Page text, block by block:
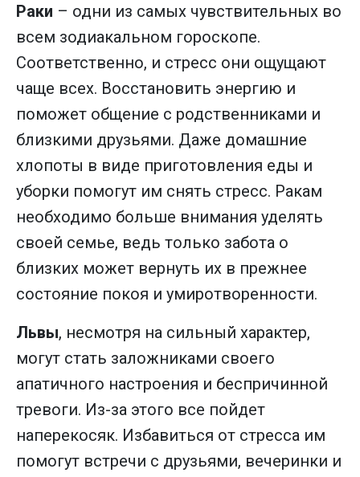
Раки – одни из самых чувствительных во
всем зодиакальном гороскопе.
Соответственно, и стресс они ощущают
чаще всех. Восстановить энергию и
поможет общение с родственниками и
близкими друзьями. Даже домашние
хлопоты в виде приготовления еды и
уборки помогут им снять стресс. Ракам
необходимо больше внимания уделять
своей семье, ведь только забота о
близких может вернуть их в прежнее
состояние покоя и умиротворенности.
Львы, несмотря на сильный характер,
могут стать заложниками своего
апатичного настроения и беспричинной
тревоги. Из-за этого все пойдет
наперекосяк. Избавиться от стресса им
помогут встречи с друзьями, вечеринки и